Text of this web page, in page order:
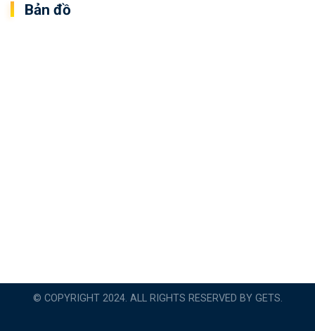
Bản đồ
© COPYRIGHT 2024. ALL RIGHTS RESERVED BY GETS.